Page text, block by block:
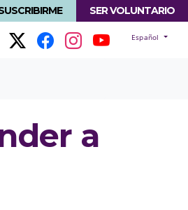
SER VOLUNTARIO
(ACTUAL) Español
a